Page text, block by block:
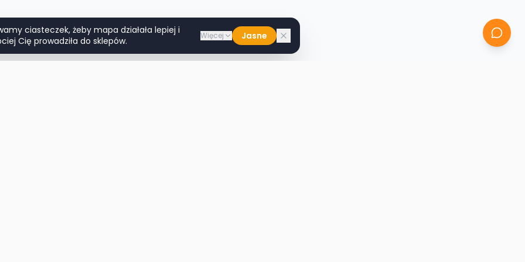
ciasteczek, żeby mapa działała lepiej i
Cię prowadziła do sklepów.
Więcej Jasne